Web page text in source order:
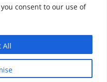
consent to our use of
All
proprietà di Jws Media
giornalistica, in quanto
periodicità. Non può
editoriale ai sensi
|DarkNewsvon AF